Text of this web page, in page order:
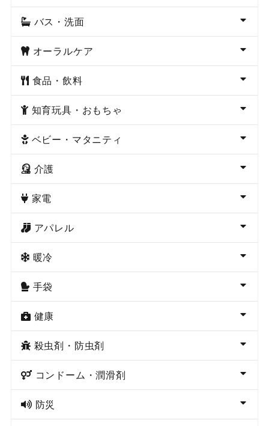
バス・洗面
オーラルケア
食品・飲料
知育玩具・おもちゃ
ベビー・マタニティ
介護
家電
アパレル
暖冷
手袋
健康
殺虫剤・防虫剤
コンドーム・潤滑剤
防災